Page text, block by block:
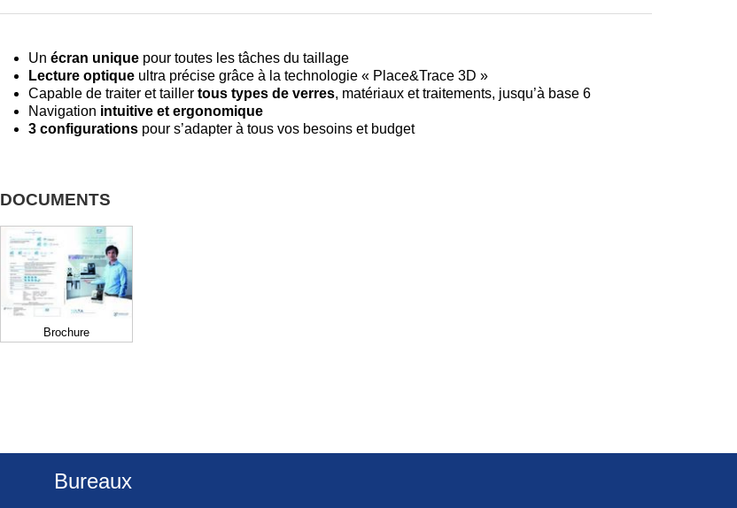
Un écran unique pour toutes les tâches du taillage
Lecture optique ultra précise grâce à la technologie « Place&Trace 3D »
Capable de traiter et tailler tous types de verres, matériaux et traitements, jusqu’à base 6
Navigation intuitive et ergonomique
3 configurations pour s’adapter à tous vos besoins et budget
DOCUMENTS
Brochure
Bureaux